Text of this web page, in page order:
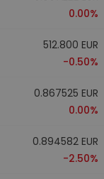
0.00%
512.800 EUR
-0.50%
0.867525 EUR
0.00%
0.894582 EUR
-2.50%